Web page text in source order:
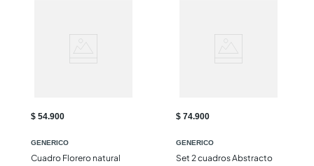
$ 54.900
GENERICO
Cuadro Florero natural
$ 74.900
GENERICO
Set 2 cuadros Abstracto